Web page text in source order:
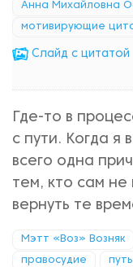
Анна Михайловна
мотивирующие
Cлайд с цитатой
Где-то в
с пути. Когда я
всего одна
тем, кто сам не
вернуть те
Мэтт «Воз» Возняк
правосудие путь